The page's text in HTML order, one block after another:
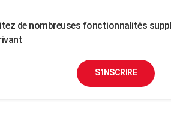
de nombreuses fonctionnalités
S'INSCRIRE